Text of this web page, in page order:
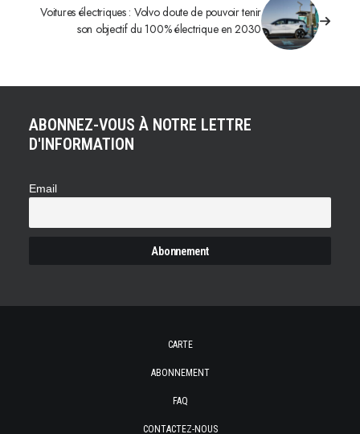
Voitures électriques : Volvo doute de pouvoir tenir
son objectif du 100% électrique en 2030
ABONNEZ-VOUS À NOTRE LETTRE
D'INFORMATION
Email
CARTE
ABONNEMENT
FAQ
CONTACTEZ-NOUS